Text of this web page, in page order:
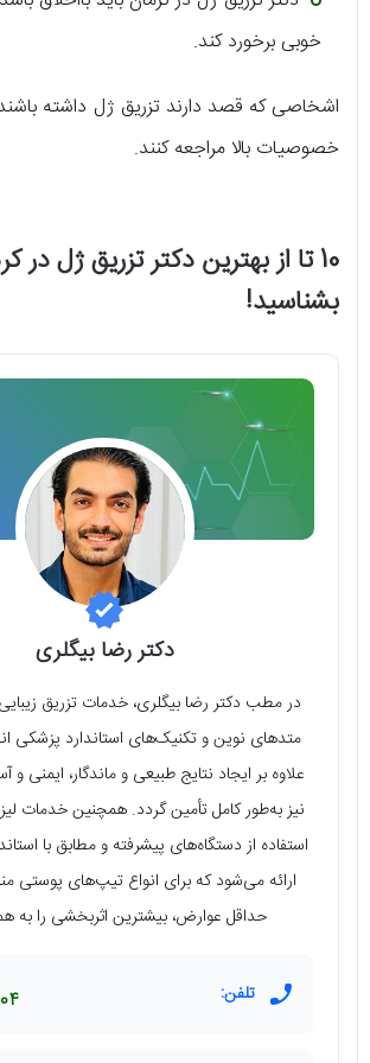
خوبی برخورد کند.
اشخاصی که قصد دارند تزریق ژل داشته
خصوصیات بالا مراجعه کنند.
10 تا از بهترین دکتر تزریق ژل در
بشناسید!
دکتر رضا بیگلری
در مطب دکتر رضا بیگلری، خدمات تزریق زیبایی
متدهای نوین و تکنیک‌های استاندارد پزشکی
علاوه بر ایجاد نتایج طبیعی و ماندگار، ایمنی
نیز به‌طور کامل تأمین گردد. همچنین خدمات
استفاده از دستگاه‌های پیشرفته و مطابق با
ارائه می‌شود که برای انواع تیپ‌های پوستی
حداقل عوارض، بیشترین اثربخشی را به
تلفن: